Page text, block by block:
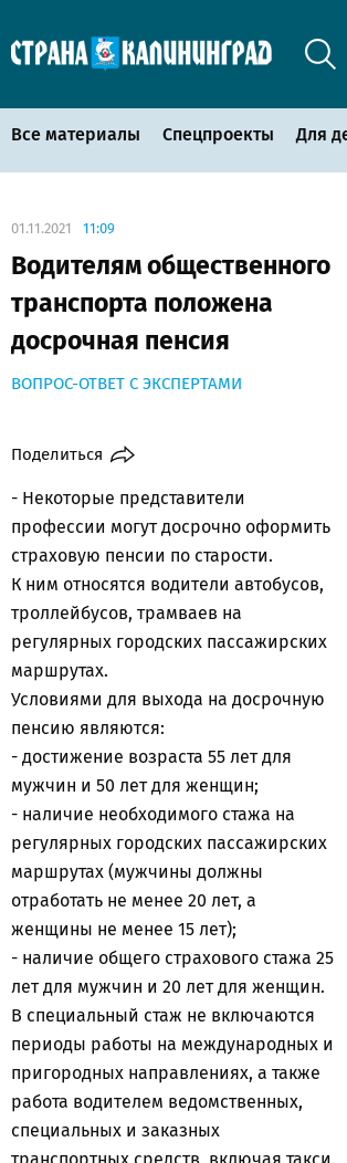
Все материалы Спецпроекты Для
01.11.2021 11:09
Водителям общественного
транспорта положена
досрочная пенсия
ВОПРОС-ОТВЕТ С ЭКСПЕРТАМИ
Поделиться
- Некоторые представители
профессии могут досрочно оформить
страховую пенсии по старости.
К ним относятся водители автобусов,
троллейбусов, трамваев на
регулярных городских пассажирских
маршрутах.
Условиями для выхода на досрочную
пенсию являются:
- достижение возраста 55 лет для
мужчин и 50 лет для женщин;
- наличие необходимого стажа на
регулярных городских пассажирских
маршрутах (мужчины должны
отработать не менее 20 лет, а
женщины не менее 15 лет);
- наличие общего страхового стажа 25
лет для мужчин и 20 лет для женщин.
В специальный стаж не включаются
периоды работы на международных и
пригородных направлениях, а также
работа водителем ведомственных,
специальных и заказных